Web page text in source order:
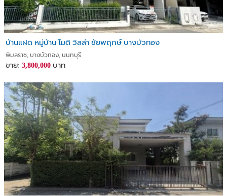
บ้านแฝด หมู่บ้าน โมดิ วิลล่า ชัยพฤกษ์ บางบัวทอง
พิมลราช, บางบัวทอง, นนทบุรี
ขาย: 3,800,000 บาท